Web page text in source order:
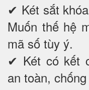
✔ Két sắt
Muốn thế hệ
mã số tùy ý.
✔ Két có kết
an toàn,